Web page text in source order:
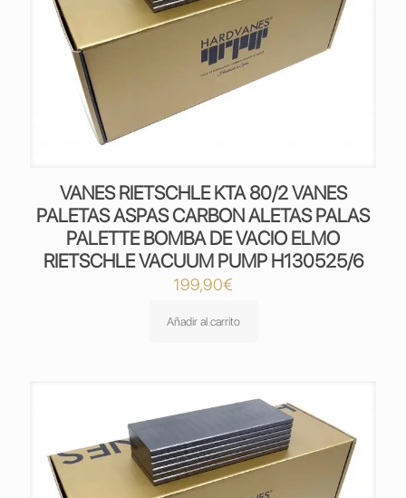
VANES RIETSCHLE KTA 80/2 VANES
PALETAS ASPAS CARBON ALETAS PALAS
PALETTE BOMBA DE VACIO ELMO
RIETSCHLE VACUUM PUMP H130525/6
199,90€
Añadir al carrito